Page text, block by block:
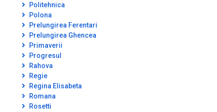
Politehnica
Polona
Prelungirea Ferentari
Prelungirea Ghencea
Primaverii
Progresul
Rahova
Regie
Regina Elisabeta
Romana
Rosetti